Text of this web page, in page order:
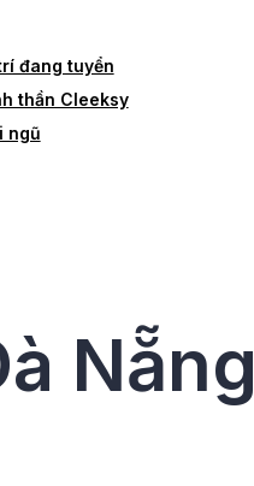
đang tuyển
thần Cleeksy
ngũ
Nẵng